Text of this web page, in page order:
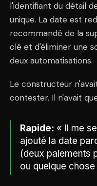
l'identifiant du détail
unique. La date est
recommandé de la
clé et d'éliminer une
deux automatisations.
Le constructeur
contester. Il n'avait
Rapide: « Il me
ajouté la date
(deux paiements
ou quelque